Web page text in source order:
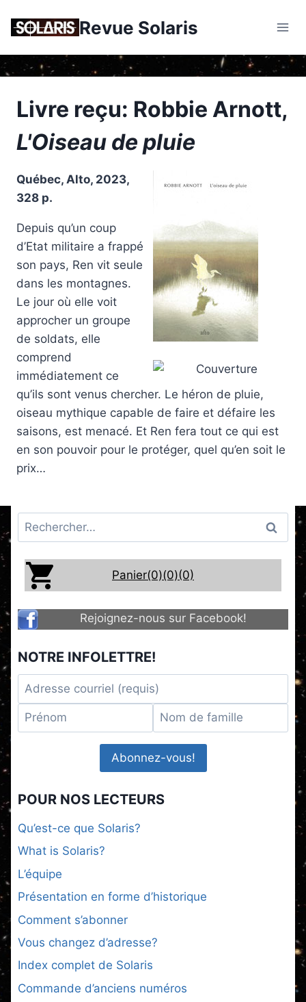
Revue Solaris
Livre reçu: Robbie Arnott,
L'Oiseau de pluie
Québec, Alto, 2023,
328 p.
Depuis qu’un coup
d’Etat militaire a frappé
son pays, Ren vit seule
dans les montagnes.
Le jour où elle voit
approcher un groupe
de soldats, elle
comprend
immédiatement ce
qu’ils sont venus chercher. Le héron de pluie,
oiseau mythique capable de faire et défaire les
saisons, est menacé. Et Ren fera tout ce qui est
en son pouvoir pour le protéger, quel qu’en soit le
prix…
Rechercher :
Panier(0)(0)(0)
Rejoignez-nous sur Facebook!
NOTRE INFOLETTRE!
POUR NOS LECTEURS
Qu’est-ce que Solaris?
What is Solaris?
L’équipe
Présentation en forme d’historique
Comment s’abonner
Vous changez d’adresse?
Index complet de Solaris
Commande d’anciens numéros